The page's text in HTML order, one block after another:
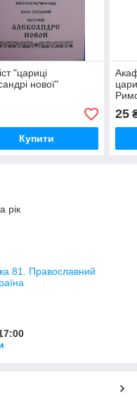
"цариці
нової"
Купити
25
рік
81. Православний